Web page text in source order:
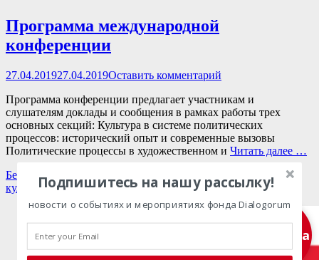
Программа международной
конференции
Опубликовано
27.04.201927.04.2019Оставить комментарий
Программа конференции предлагает участникам и
слушателям доклады и сообщения в рамках работы трех
основных секций: Культура в системе политических
процессов: исторический опыт и современные вызовы
Политические процессы в художественном и Читать далее …
Категории
Без рубрики
политика и
культура
Подписка
Подпишитесь на нашу рассылку!
новости о событиях и мероприятиях фонда Dialogorum